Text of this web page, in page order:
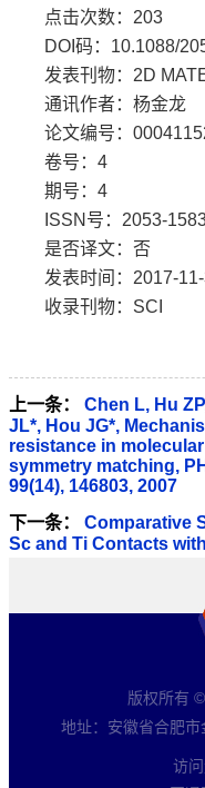
点击次数： 203
DOI码：10.1088/
发表刊物：2D
通讯作者：杨金龙
论文编号：
卷号：4
期号：4
ISSN号：2053-
是否译文：否
发表时间：2017-
收录刊物：SCI
上一条：
Chen L, Hu
JL*, Hou JG*,
resistance in
symmetry matching,
99(14), 146803, 2007
下一条：
Comparative
Sc and Ti Contacts
版权所有
地址：安徽省合肥
访问